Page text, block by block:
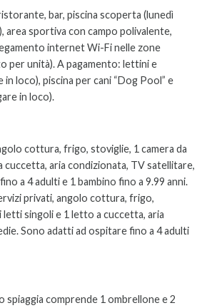
bar, piscina scoperta (lunedì
area sportiva con campo polivalente,
internet Wi-Fi nelle zone
per unità). A pagamento: lettini e
in loco), piscina per cani “Dog Pool” e
in loco).
cottura, frigo, stoviglie, 1 camera da
aria condizionata, TV satellitare,
a 4 adulti e 1 bambino fino a 9.99 anni.
privati, angolo cottura, frigo,
singoli e 1 letto a cuccetta, aria
Sono adatti ad ospitare fino a 4 adulti
comprende 1 ombrellone e 2